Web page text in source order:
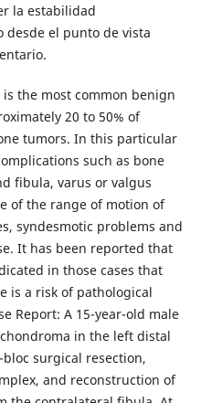
la estabilidad
el punto de vista
the most common benign
20 to 50% of
tumors. In this particular
such as bone
fibula, varus or valgus
of the range of motion of
syndesmotic problems and
It has been reported that
in those cases that
is a risk of pathological
Report: A 15-year-old male
in the left distal
surgical resection,
and reconstruction of